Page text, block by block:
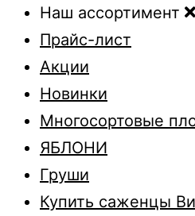
Наш ассортимент
Прайс-лист
Акции
Новинки
Многосортовые
ЯБЛОНИ
Груши
Купить саженцы